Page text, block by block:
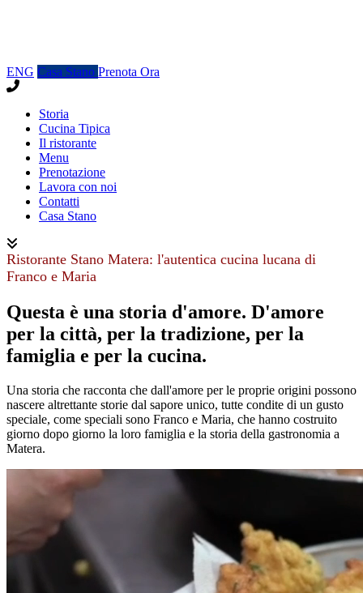
ENG Casa Stano Prenota Ora
Storia
Cucina Tipica
Il ristorante
Menu
Prenotazione
Lavora con noi
Contatti
Casa Stano
Ristorante Stano Matera: l'autentica cucina lucana di
Franco e Maria
Questa è una storia d'amore. D'amore
per la città, per la tradizione, per la
famiglia e per la cucina.
Una storia che racconta che dall'amore per le proprie origini possono
nascere altrettante storie dal sapore unico, tutte condite di un gusto
speciale, come speciali sono Franco e Maria, che hanno costruito
giorno dopo giorno la loro famiglia e la storia della gastronomia a
Matera.